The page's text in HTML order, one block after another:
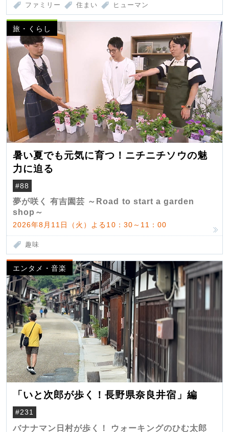
ファミリー 住まい ヒューマン
旅・くらし
暑い夏でも元気に育つ！ニチニチソウの魅
力に迫る
#88
夢が咲く 有吉園芸 ～Road to start a garden
shop～
2026年8月11日（火）よる10：30～11：00
趣味
エンタメ・音楽
「いと次郎が歩く！長野県奈良井宿」編
#231
バナナマン日村が歩く！ ウォーキングのひむ太郎